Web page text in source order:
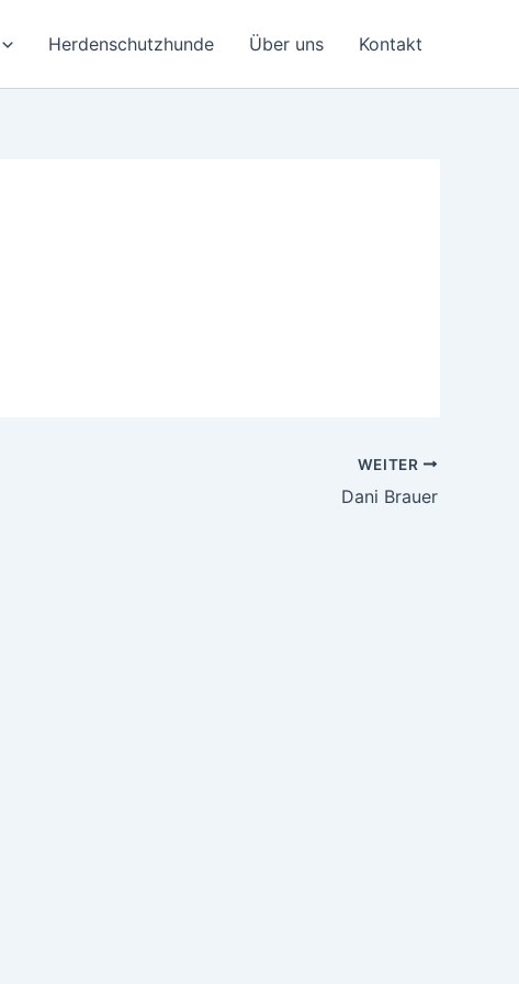
Herdenschutzhunde Über uns Kontakt
WEITER
Dani Brauer